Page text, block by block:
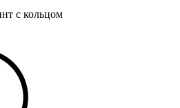
с кольцом